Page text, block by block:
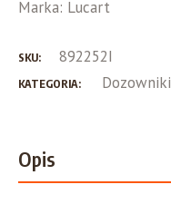
Marka: Lucart
SKU: 892252I
KATEGORIA: Dozowniki
Opis